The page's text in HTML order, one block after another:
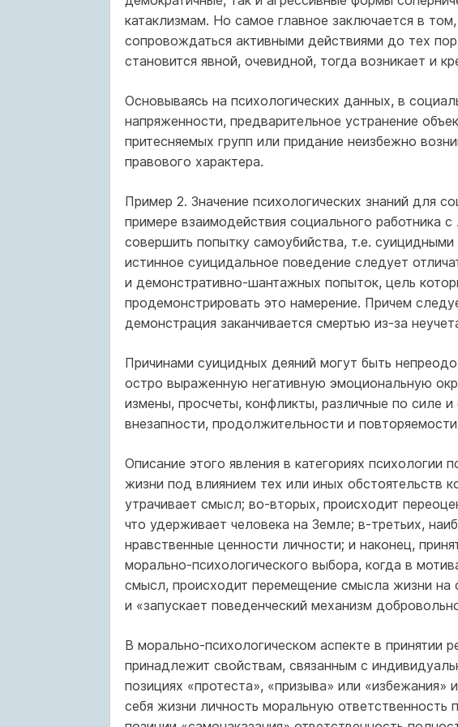
катаклизмам. Но самое главное заключается в
сопровождаться активными действиями до тех
становится явной, очевидной, тогда возникает и
Основываясь на психологических данных, в
напряженности, предварительное устранение
притесняемых групп или придание неизбежно
правового характера.
Пример 2. Значение психологических знаний для
примере взаимодействия социального
совершить попытку самоубийства, т.е.
истинное суицидальное поведение следует
и демонстративно-шантажных попыток, цель
продемонстрировать это намерение. Причем
демонстрация заканчивается смертью из-за
Причинами суицидных деяний могут быть
остро выраженную негативную эмоциональную
измены, просчеты, конфликты, различные по силе
внезапности, продолжительности и
Описание этого явления в категориях психологии
жизни под влиянием тех или иных обстоятельств
утрачивает смысл; во-вторых, происходит
что удерживает человека на Земле; в-третьих,
нравственные ценности личности; и наконец,
морально-психологического выбора, когда в
смысл, происходит перемещение смысла жизни на
и «запускает поведенческий механизм
В морально-психологическом аспекте в принятии
принадлежит свойствам, связанным с
позициях «протеста», «призыва» или
себя жизни личность моральную ответственность